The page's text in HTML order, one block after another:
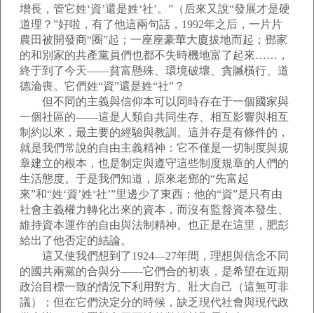
增長，管它姓‘資’還是姓‘社’。”（后來又說“發展才是硬
道理？”好啦，有了他這兩句話，1992年之后，一片片
農田被開發商“圈”起；一座座豪華大廈拔地而起；鄧家
的和別家的共產黨員們也都不失時機地富了起來……，
終于到了今天——貧富懸殊、環境破壞、貪贓橫行、道
德淪喪。它們姓“資”還是姓“社”？
但不同的主義與信仰本可以同時存在于一個國家與
一個社區的——這是人類自共同生存、相互影響與相互
制約以來，最主要的經驗與教訓。這并存是有條件的，
就是我們常說的自由主義精神：它不僅是一切制度與規
章建立的根本，也是制定與遵守這些制度規章的人們的
生活態度。于是我們知道，原來老鄧的“先富起
來”和“姓‘資’姓‘社’”里邊少了東西：他的“資”是只有由
社會主義權力轉化出來的資本，而沒有監督資本發生、
維持資本運作的自由與法制精神。也正是在這里，肥彭
給出了他否定的結論。
這又使我們想到了1924—27年間，理想與信念不同
的國共兩黨的合與分——它們合的初衷，是希望在近期
政治目標一致的情況下利用對方、壯大自己（這無可非
議）；但在它們決定分的時候，缺乏現代社會與現代政